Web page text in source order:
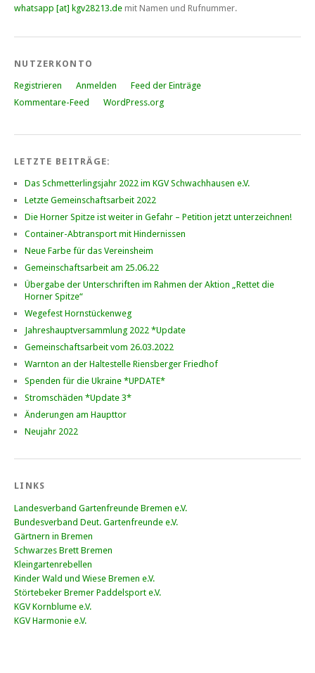
whatsapp [at] kgv28213.de mit Namen und Rufnummer.
NUTZERKONTO
Registrieren Anmelden
Feed der Einträge
Kommentare-Feed
WordPress.org
LETZTE BEITRÄGE:
Das Schmetterlingsjahr 2022 im KGV Schwachhausen e.V.
Letzte Gemeinschaftsarbeit 2022
Die Horner Spitze ist weiter in Gefahr – Petition jetzt unterzeichnen!
Container-Abtransport mit Hindernissen
Neue Farbe für das Vereinsheim
Gemeinschaftsarbeit am 25.06.22
Übergabe der Unterschriften im Rahmen der Aktion „Rettet die
Horner Spitze“
Wegefest Hornstückenweg
Jahreshauptversammlung 2022 *Update
Gemeinschaftsarbeit vom 26.03.2022
Warnton an der Haltestelle Riensberger Friedhof
Spenden für die Ukraine *UPDATE*
Stromschäden *Update 3*
Änderungen am Haupttor
Neujahr 2022
LINKS
Landesverband Gartenfreunde Bremen e.V.
Bundesverband Deut. Gartenfreunde e.V.
Gärtnern in Bremen
Schwarzes Brett Bremen
Kleingartenrebellen
Kinder Wald und Wiese Bremen e.V.
Störtebeker Bremer Paddelsport e.V.
KGV Kornblume e.V.
KGV Harmonie e.V.